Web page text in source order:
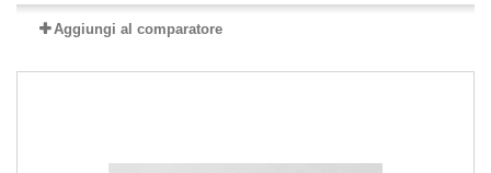
Aggiungi al comparatore